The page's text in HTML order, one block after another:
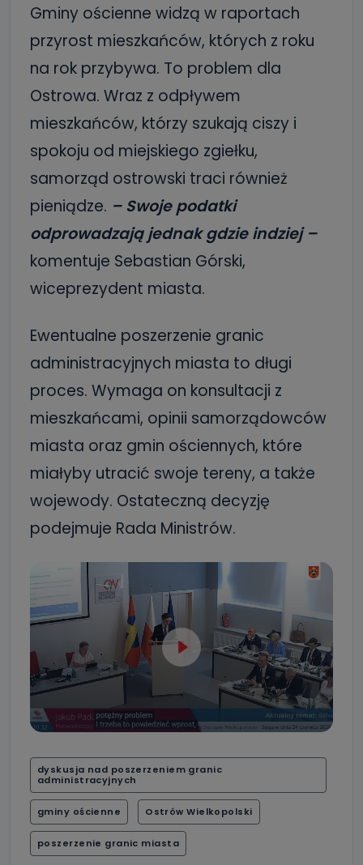
Gminy ościenne widzą w raportach
przyrost mieszkańców, których z roku
na rok przybywa. To problem dla
Ostrowa. Wraz z odpływem
mieszkańców, którzy szukają ciszy i
spokoju od miejskiego zgiełku,
samorząd ostrowski traci również
pieniądze. – Swoje podatki
odprowadzają jednak gdzie indziej –
komentuje Sebastian Górski,
wiceprezydent miasta.
Ewentualne poszerzenie granic
administracyjnych miasta to długi
proces. Wymaga on konsultacji z
mieszkańcami, opinii samorządowców
miasta oraz gmin ościennych, które
miałyby utracić swoje tereny, a także
wojewody. Ostateczną decyzję
podejmuje Rada Ministrów.
dyskusja nad poszerzeniem granic
administracyjnych
gminy ościenne Ostrów Wielkopolski
poszerzenie granic miasta